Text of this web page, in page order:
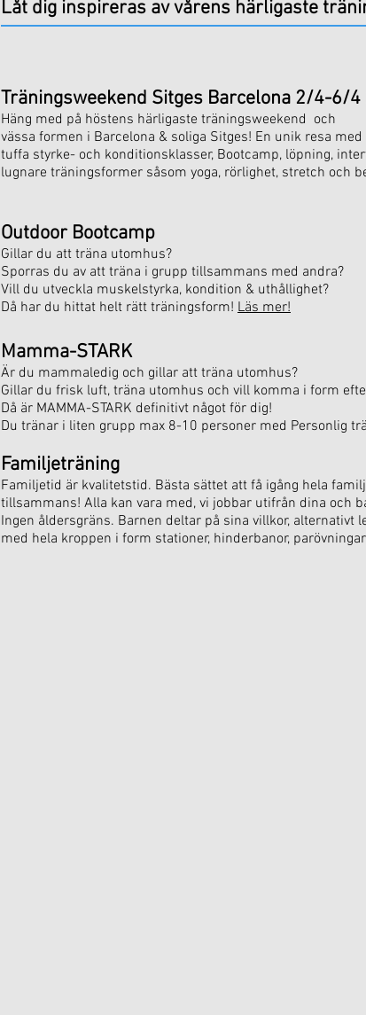
Låt dig inspireras av vårens härligaste
Träningsweekend Sitges Barcelona 2/4-6/4
Häng med på höstens härligaste träningsweekend och
vässa formen i Barcelona & soliga Sitges! En unik resa
tuffa styrke- och konditionsklasser, Bootcamp, löpning,
lugnare träningsformer såsom yoga, rörlighet, stretch och
Outdoor Bootcamp
Gillar du att träna utomhus?
Sporras du av att träna i grupp tillsammans med andra?
Vill du utveckla muskelstyrka, kondition & uthållighet?
Då har du hittat helt rätt träningsform! Läs mer!
Mamma-STARK
Är du mammaledig och gillar att träna utomhus?
Gillar du frisk luft, träna utomhus och vill komma i form
Då är MAMMA-STARK definitivt något för dig!
Du tränar i liten grupp max 8-10 personer med Personlig
Familjeträning
Familjetid är kvalitetstid. Bästa sättet att få igång hela
tillsammans! Alla kan vara med, vi jobbar utifrån dina och
Ingen åldersgräns. Barnen deltar på sina villkor, alternativt
med hela kroppen i form stationer, hinderbanor,